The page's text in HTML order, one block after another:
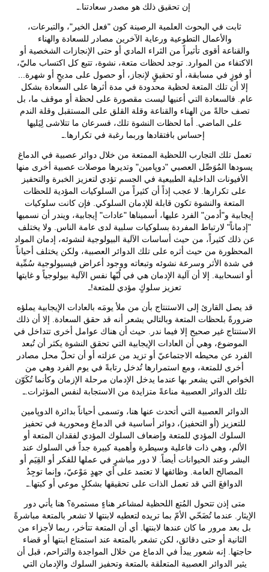
ثابت في البحوث العلمية الرصينة كون "فعل الخير"، والتبرعات،
والأعمال التطوعية ورعاية الآخرين مصادر للسعادة والهناء
والقناعة أقوى تأثيراً من الثراء المادي أو حتى الإنجازات الشخصية أو
الاكتفاء من الموارد. توجد لحظات متعة، نشوة، تتبع كل اكتساب ماليّ،
أو فوزٍ في مسابقة، أو تحقيقٍ لإنجاز، أو حصول على مديحٍ أو شهرة...
إلا أن تلك المتعة لحظية محدودة في مدة أثرها على السعادة بشكل
عام. فالسعادة التي أعنيها ليست مقصورة على لحظة أو موقف ما، بل
تصف حالةً من الهناء والقناعة وقلة القلق على المستقبل وقلة الندم
على الماضي. أما لحظات النشوة تلك، فسرعان ما تتلاشى لِيَليها
تعمل تلك التجارب اللحظية الممتعة من خلال دوائر عصبية في الدماغ
يسودها المُوَصِّل العصبي "دوپامين" وتديرها موصلات عصبية أخرى منها
الأفيونات الداخلية الطبيعية في الجسم تؤدي لتعزيز الخبرة والتحفيز
على تكرارها. لا عجب إذاً أن كثيراً من السلوكيات المؤدية للحظات
المتعة والنشوة تكون قابلة للإدمان السلوكي. فإن كانت سلوكيات
إيجابية و"أدمن" الفرد عليها، أسميناها "عادات" إيجابية، ويندر أن نسميها
"إدماناً" لارتباط المفردة بسلوكيات سلبية لدى عامة الناس. ولا يختلف
عن ذلك كثيراً، من حيث أساسات الآلية البيولوجية لنشوئه، إدمان المواد
المحظورة من حيث أثره على تلك الدوائر العصبية، ولكن يختلف أحياناً
في شدة الأثر وسرعة نشوئه وتبعاته ووجود أعراض فيسيولوجية سُمِّية
أو انسحابية. إلا أن آلية الإدمان هي في لُبّها نفس الآلية بيولوجياً و غايتها
تعزيز سلوكٍ مؤدي للمتعة!ـ
قد يصل القارئ إلى الاستنتاج بأن من ملأ يومَه بالعادات الإيجابية يملؤه
ضرورةً بلحظات المتعة وبالتالي يشعر أنه قد حقق السعادة. إلا أن ذلك
الاستنتاج غير صحيح إلا فيما ندر. حيث أن هناك عوامل أخرى تتداخل في
الموضوع، وهي أن العادات الإيجابية التي تحقق النشوة يكثر أن تُبعد
الفرد عن محيطه الاجتماعيّ أو تزيد من عزلته أو أن تحلّ محل مصادر
أخرى للمتعة، ومع استمرارها تُدخل رتابةً في يوم الفرد وهي من
الخواص التي يشعر بها عندما يدخل الإدمان مرحلة الإزمان وكأنما تُكَوّن
تلك الدوائر العصبية مناعةً متزايدة من الاستجابة لنفس المؤثرات.ـ
الدوائر العصبية التي أتحدث عنها هنا، وتسمى أحياناً بدائرة الدوپامين
للتعزيز (أو التحفيز)، دوائر أساسية في الدماغ ومحورية في تحفيز
السلوك المؤدي للمتعة وإضعاف السلوك المؤدي لفقدان المتعة أو
الألم، وهي ذات فاعلية وسيطرة وأهمية كبيرة جداً في السلوك عند
البشر وعند الحيوانات أيضاً. لا دور مباشرٍ في عملها للفكر أو القِيَم أو
المصالح العامة. وظائفها لا تعتمد على أي جهدٍ مَوْعيّ، وإنما توجِدُ
الدوافعَ التي قد تعمل الذات على تحقيقها بشكلٍ موعي أو كبتها.ـ
متى إذن تتحول المُتع اللحظية لمشاعر هناءٍ مستمرة؟ هنا يأتي دور
الإيثار. عندما تُضَحّي الأمّ بما تريده لتعطيه لابنتها لا تشعر بالمتعة مباشرةً
بل بعد مرور ما كان عندها لابنتها. أي أن المتعة تتأخر، ربما لأجزاء من
الثانية أو حتى دقائق، لكن تشعر بالمتعة عند استمتاع ابنتها أو قضاء
حاجتها. إنه شعور يبدأ في الدماغ من خلال المواجدة والتراحم، قبل أن
يثير الدوائر العصبية المتعلقة بالمتعة وتحفيز السلوك والإدمان التي